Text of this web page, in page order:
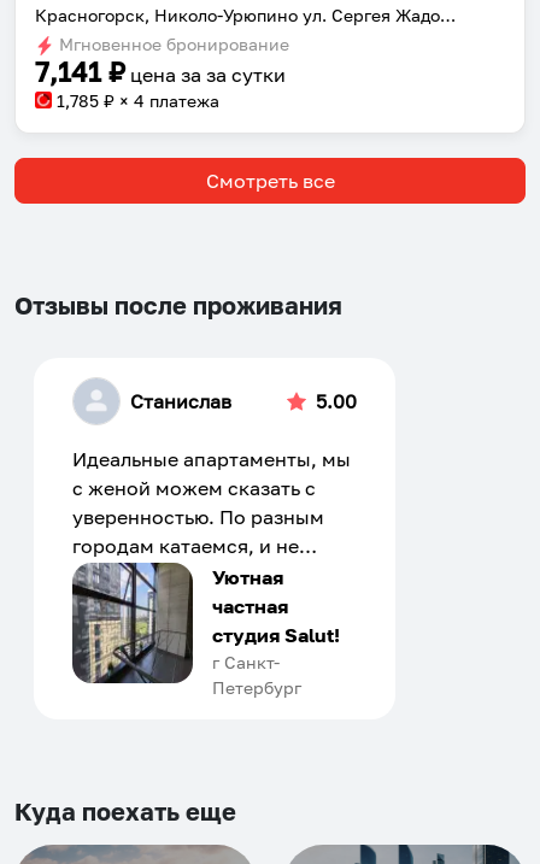
Красногорск, Николо-Урюпино ул. Сергея Жадобкина 11
Мгновенное бронирование
7,141₽ цена за за сутки
1,785 ₽ × 4 платежа
Смотреть все
Отзывы после проживания
Станислав 5.00
Идеальные апартаменты, мы
с женой можем сказать с
уверенностью. По разным
городам катаемся, и не
только в России. Сервис на
отличном уровне. Хозяин
апартаментов доброй души
человек, всегда можно
договориться, подскажет
приезжать еще...
Уютная
частная
студия Salut!
г Санкт-
Петербург
Куда поехать еще